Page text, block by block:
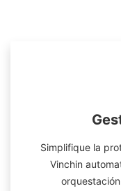
Simplifique la
Vinchin